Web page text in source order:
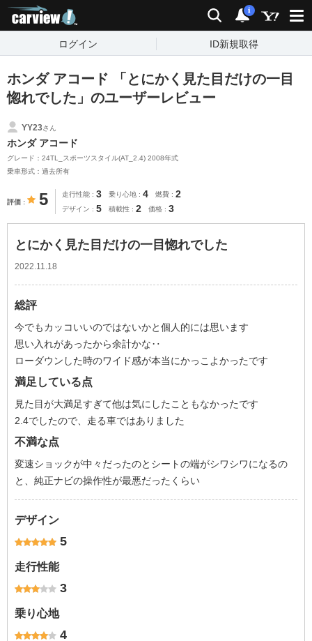
検索 通知
i
ログイン ID新規取得
ホンダ アコード 「とにかく見た目だけの一目
惚れでした」のユーザーレビュー
YY23さん
ホンダ アコード
グレード：24TL_スポーツスタイル(AT_2.4) 2008年式
乗車形式：過去所有
評価 5 走行性能 3 乗り心地 4 燃費 2
デザイン 5 積載性 2 価格 3
とにかく見た目だけの一目惚れでした
2022.11.18
総評
今でもカッコいいのではないかと個人的には思います
思い入れがあったから余計かな‥
ローダウンした時のワイド感が本当にかっこよかったです
満足している点
見た目が大満足すぎて他は気にしたこともなかったです
2.4でしたので、走る車ではありました
不満な点
変速ショックが中々だったのとシートの端がシワシワになるの
と、純正ナビの操作性が最悪だったくらい
デザイン
5
走行性能
3
乗り心地
4